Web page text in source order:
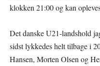
klokken 21:00 og kan
Det danske U21-landshold
sidst lykkedes helt tilbage i
Hansen, Morten Olsen og